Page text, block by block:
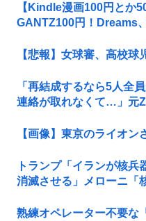
【Kindle漫画100円とか
GANTZ100円！Dreams
【悲報】女球審、高校
「再結成するなら5人全
連絡が取れなくて…」元
【画像】東京のライオン
トランプ「イランが核
消滅させる」メローニ「
熟練オペレーター不要な